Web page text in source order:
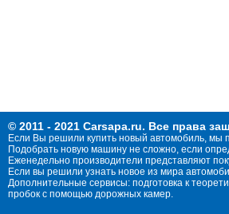
© 2011 - 2021 Carsapa.ru. Все права
Если Вы решили купить новый автомобиль, мы
Подобрать новую машину не сложно, если
Еженедельно производители представляют
Если вы решили узнать новое из мира
Дополнительные сервисы: подготовка к
пробок с помощью дорожных камер.